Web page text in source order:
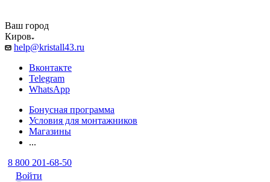
Ваш город
Киров
help@kristall43.ru
Вконтакте
Telegram
WhatsApp
Бонусная программа
Условия для монтажников
Магазины
...
8 800 201-68-50
Войти